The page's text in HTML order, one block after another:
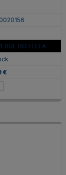
BOTELLA
€